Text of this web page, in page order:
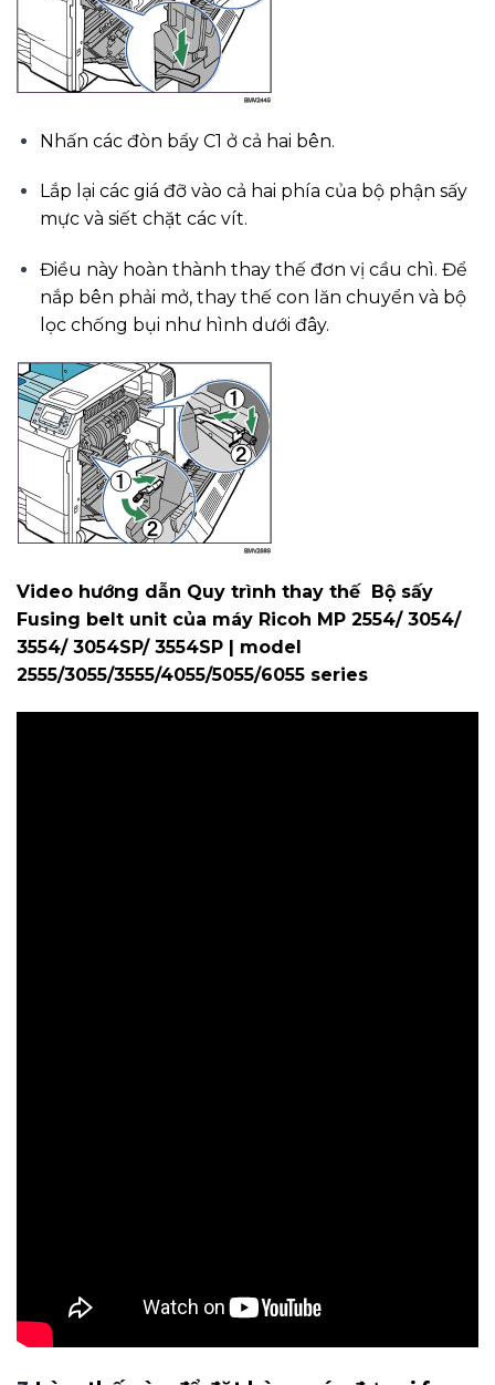
Nhấn các đòn bẩy C1 ở cả hai bên.
Lắp lại các giá đỡ vào cả hai phía của bộ phận sấy
mực và siết chặt các vít.
Điều này hoàn thành thay thế đơn vị cầu chì. Để
nắp bên phải mở, thay thế con lăn chuyển và bộ
lọc chống bụi như hình dưới đây.
Video hướng dẫn Quy trình thay thế Bộ sấy
Fusing belt unit của máy Ricoh MP 2554/ 3054/
3554/ 3054SP/ 3554SP | model
2555/3055/3555/4055/5055/6055 series